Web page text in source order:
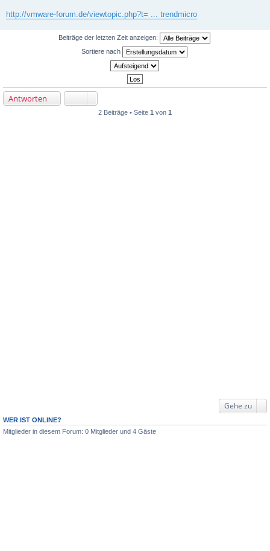
a
http://vmware-forum.de/viewtopic.php?t= ... trendmicro
Beiträge der letzten Zeit anzeigen:
Sortiere nach
Antworten
2 Beiträge • Seite 1 von 1
Gehe zu
WER IST ONLINE?
Mitglieder in diesem Forum: 0 Mitglieder und 4 Gäste